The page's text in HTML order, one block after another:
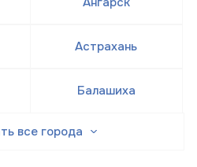
Астрахань
Балашиха
все города